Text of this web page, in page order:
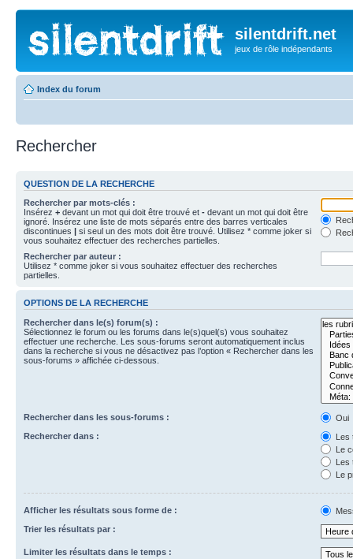
silentdrift.net
jeux de rôle indépendants
Index du forum
Rechercher
QUESTION DE LA RECHERCHE
Rechercher par mots-clés :
Insérez + devant un mot qui doit être trouvé et - devant un mot qui doit être
ignoré. Insérez une liste de mots séparés entre des barres verticales
discontinues | si seul un des mots doit être trouvé. Utilisez * comme joker si
vous souhaitez effectuer des recherches partielles.
Rechercher par auteur :
Utilisez * comme joker si vous souhaitez effectuer des recherches
partielles.
OPTIONS DE LA RECHERCHE
Rechercher dans le(s) forum(s) :
Sélectionnez le forum ou les forums dans le(s)quel(s) vous souhaitez
effectuer une recherche. Les sous-forums seront automatiquement inclus
dans la recherche si vous ne désactivez pas l’option « Rechercher dans les
sous-forums » affichée ci-dessous.
Rechercher dans les sous-forums :
Oui
Rechercher dans :
Les
Le
Les
Le
Afficher les résultats sous forme de :
Trier les résultats par :
Limiter les résultats dans le temps :